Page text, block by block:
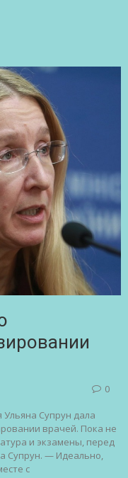
0
Супрун дала
врачей. Пока не
и экзамены, перед
Супрун. — Идеально,
с